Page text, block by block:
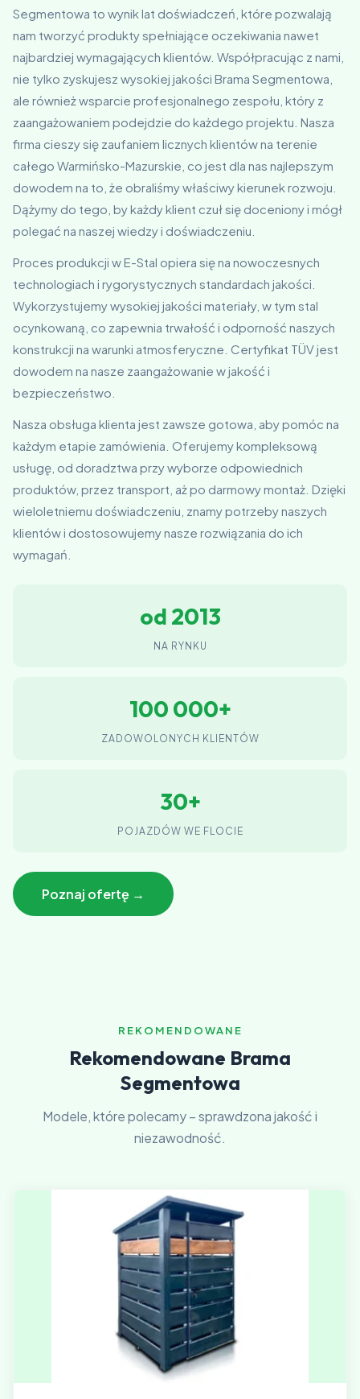
Segmentowa to wynik lat doświadczeń, które pozwalają
nam tworzyć produkty spełniające oczekiwania nawet
najbardziej wymagających klientów. Współpracując z nami,
nie tylko zyskujesz wysokiej jakości Brama Segmentowa,
ale również wsparcie profesjonalnego zespołu, który z
zaangażowaniem podejdzie do każdego projektu. Nasza
firma cieszy się zaufaniem licznych klientów na terenie
całego Warmińsko-Mazurskie, co jest dla nas najlepszym
dowodem na to, że obraliśmy właściwy kierunek rozwoju.
Dążymy do tego, by każdy klient czuł się doceniony i mógł
polegać na naszej wiedzy i doświadczeniu.
Proces produkcji w E-Stal opiera się na nowoczesnych
technologiach i rygorystycznych standardach jakości.
Wykorzystujemy wysokiej jakości materiały, w tym stal
ocynkowaną, co zapewnia trwałość i odporność naszych
konstrukcji na warunki atmosferyczne. Certyfikat TÜV jest
dowodem na nasze zaangażowanie w jakość i
bezpieczeństwo.
Nasza obsługa klienta jest zawsze gotowa, aby pomóc na
każdym etapie zamówienia. Oferujemy kompleksową
usługę, od doradztwa przy wyborze odpowiednich
produktów, przez transport, aż po darmowy montaż. Dzięki
wieloletniemu doświadczeniu, znamy potrzeby naszych
klientów i dostosowujemy nasze rozwiązania do ich
wymagań.
od 2013
NA RYNKU
100 000+
ZADOWOLONYCH KLIENTÓW
30+
POJAZDÓW WE FLOCIE
Poznaj ofertę →
REKOMENDOWANE
Rekomendowane Brama
Segmentowa
Modele, które polecamy – sprawdzona jakość i
niezawodność.